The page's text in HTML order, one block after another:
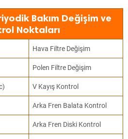
Bakım Değişim ve
Noktaları
Hava Filtre Değişim
Polen Filtre Değişim
V Kayış Kontrol
Arka Fren Balata Kontrol
Arka Fren Diski Kontrol